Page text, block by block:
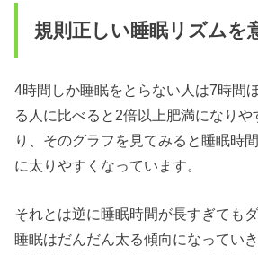
規則正しい睡眠リズムを
4時間しか睡眠をとらない人は7時間
る人に比べると2倍以上肥満になりや
り、そのグラフを見てみると睡眠時
に太りやすくなっています。
それとは逆に睡眠時間が長すぎても
睡眠はだんだん太る傾向になってい